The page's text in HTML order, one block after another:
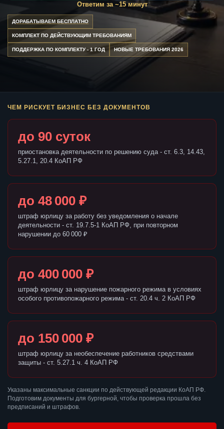
Ответим за ~15 минут
ДОРАБАТЫВАЕМ БЕСПЛАТНО
КОМПЛЕКТ ПО ДЕЙСТВУЮЩИМ ТРЕБОВАНИЯМ
ПОДДЕРЖКА ПО КОМПЛЕКТУ - 1 ГОД НОВЫЕ ТРЕБОВАНИЯ 2026
ЧЕМ РИСКУЕТ БИЗНЕС БЕЗ ДОКУМЕНТОВ
до 90 суток
приостановка деятельности по решению суда - ст. 6.3, 14.43,
5.27.1, 20.4 КоАП РФ
до 48 000 ₽
штраф юрлицу за работу без уведомления о начале
деятельности - ст. 19.7.5-1 КоАП РФ, при повторном
нарушении до 60 000 ₽
до 400 000 ₽
штраф юрлицу за нарушение пожарного режима в условиях
особого противопожарного режима - ст. 20.4 ч. 2 КоАП РФ
до 150 000 ₽
штраф юрлицу за необеспечение работников средствами
защиты - ст. 5.27.1 ч. 4 КоАП РФ
Указаны максимальные санкции по действующей редакции КоАП РФ.
Подготовим документы для бургерной, чтобы проверка прошла без
предписаний и штрафов.